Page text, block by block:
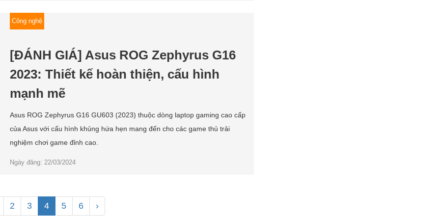
Công nghệ
[ĐÁNH GIÁ] Asus ROG Zephyrus G16
2023: Thiết kế hoàn thiện, cấu hình
mạnh mẽ
Asus ROG Zephyrus G16 GU603 (2023) thuộc dòng laptop gaming cao cấp
của Asus với cấu hình khủng hứa hẹn mang đến cho các game thủ trải
nghiệm chơi game đỉnh cao.
Ngày đăng: 22/03/2024
2 3 4 5 6 ›